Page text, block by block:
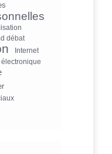
débat
Internet